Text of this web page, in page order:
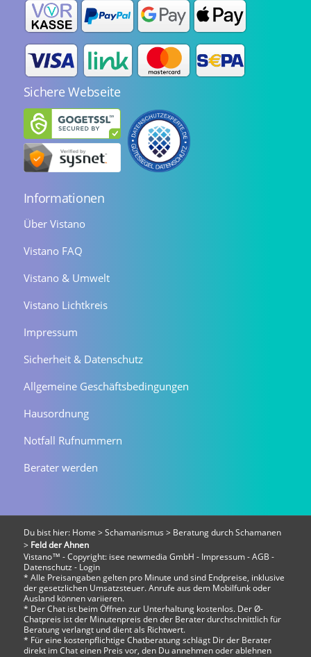
Sichere Webseite
Informationen
Über Vistano
Vistano FAQ
Vistano & Umwelt
Vistano Lichtkreis
Impressum
Sicherheit & Datenschutz
Allgemeine Geschäftsbedingungen
Hausordnung
Notfall Rufnummern
Berater werden
Du bist hier: Home > Schamanismus > Beratung durch Schamanen
> Feld der Ahnen
Vistano™ - Copyright: isee newmedia GmbH - Impressum-AGB -
Datenschutz - Login
* Alle Preisangaben gelten pro Minute und sind Endpreise, inklusive
der gesetzlichen Umsatzsteuer. Anrufe aus dem Mobilfunk oder
Ausland können variieren.
* Der Chat ist beim Öffnen zur Unterhaltung kostenlos. Der Ø-
Chatpreis ist der Minutenpreis den der Berater durchschnittlich für
Beratung verlangt und dient als Richtwert.
* Für eine kostenpflichtige Chatberatung schlägt Dir der Berater
direkt im Chat einen Preis vor, den Du annehmen oder ablehnen